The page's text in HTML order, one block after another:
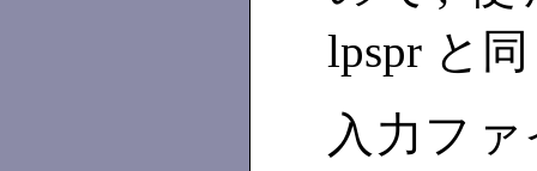
lpspr と
入力フ